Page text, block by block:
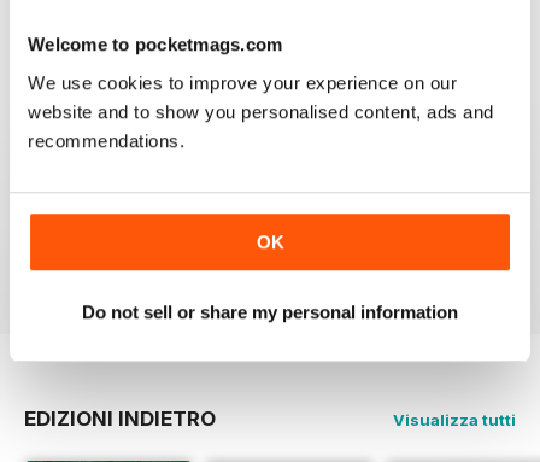
Welcome to pocketmags.com
We use cookies to improve your experience on our
website and to show you personalised content, ads and
recommendations.
OK
Do not sell or share my personal information
Great projects and articles
EDIZIONI INDIETRO Visualizza tutti